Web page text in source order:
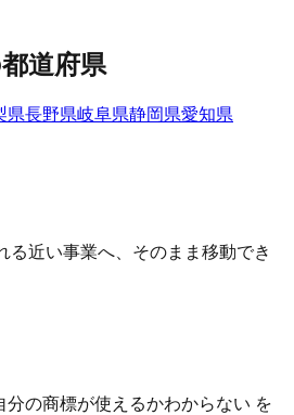
道府県
県長野県岐阜県静岡県愛知県
る近い事業へ、そのまま移動でき
の商標が使えるかわからない を